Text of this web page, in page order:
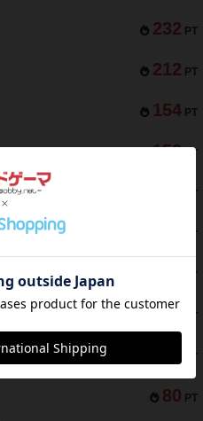
232 PT
212 PT
154 PT
152 PT
PT
PT
ー
PT
94 PT
ト
PT
80 PT